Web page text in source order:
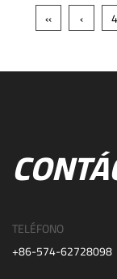
‹‹ ‹ 4
TELÉFONO
+86-574-62728098